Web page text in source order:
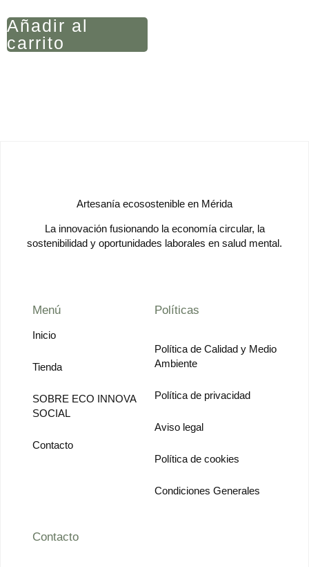
Añadir al
carrito
Artesanía ecosostenible en Mérida
La innovación fusionando la economía circular, la
sostenibilidad y oportunidades laborales en salud mental.
Menú
Inicio
Tienda
SOBRE ECO INNOVA
SOCIAL
Contacto
Políticas
Política de Calidad y Medio
Ambiente
Política de privacidad
Aviso legal
Política de cookies
Condiciones Generales
Contacto